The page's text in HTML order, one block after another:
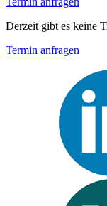
Derzeit gibt es keine
Termin anfragen